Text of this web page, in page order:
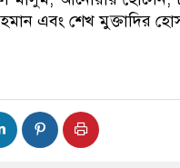
এবং শেখ মুক্তাদির